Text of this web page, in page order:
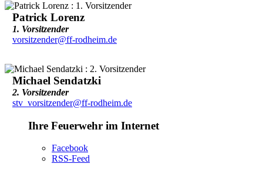
Patrick Lorenz
1. Vorsitzender
vorsitzender@ff-rodheim.de
Michael Sendatzki
2. Vorsitzender
stv_vorsitzender@ff-rodheim.de
Ihre Feuerwehr im Internet
Facebook
RSS-Feed